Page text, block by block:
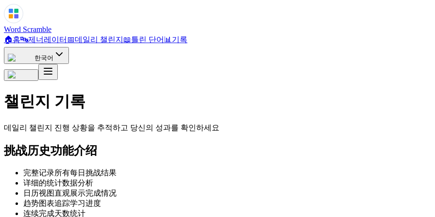
Word Scramble
🏠홈🔤제너레이터 📅데일리 챌린지 📖틀린 단어 📊 기록
한국어
챌린지 기록
데일리 챌린지 진행 상황을 추적하고 당신의 성과를 확인하세요
挑战历史功能介绍
完整记录所有每日挑战结果
详细的统计数据分析
日历视图直观展示完成情况
趋势图表追踪学习进度
连续完成天数统计